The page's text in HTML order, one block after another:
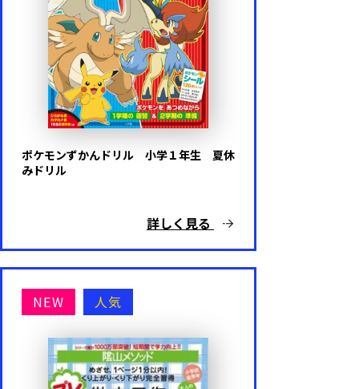
ポケモンずかんドリル 小学１年生 夏休
みドリル
詳しく見る
NEW 人気